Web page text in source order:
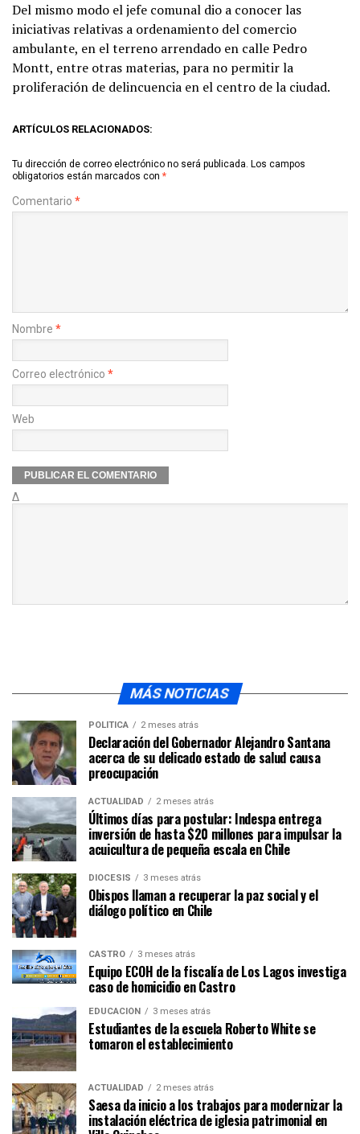
Del mismo modo el jefe comunal dio a conocer las
iniciativas relativas a ordenamiento del comercio
ambulante, en el terreno arrendado en calle Pedro
Montt, entre otras materias, para no permitir la
proliferación de delincuencia en el centro de la ciudad.
ARTÍCULOS RELACIONADOS:
Tu dirección de correo electrónico no será publicada. Los campos
obligatorios están marcados con *
Comentario *
Nombre *
Correo electrónico *
Web
Δ
MÁS NOTICIAS
POLÍTICA 2 meses atrás
Declaración del Gobernador Alejandro Santana
acerca de su delicado estado de salud causa
preocupación
ACTUALIDAD 2 meses atrás
Últimos días para postular: Indespa entrega
inversión de hasta $20 millones para impulsar la
acuicultura de pequeña escala en Chile
DIÓCESIS 3 meses atrás
Obispos llaman a recuperar la paz social y el
diálogo político en Chile
CASTRO 3 meses atrás
Equipo ECOH de la fiscalía de Los Lagos investiga
caso de homicidio en Castro
EDUCACIÓN 3 meses atrás
Estudiantes de la escuela Roberto White se
tomaron el establecimiento
ACTUALIDAD 2 meses atrás
Saesa da inicio a los trabajos para modernizar la
instalación eléctrica de iglesia patrimonial en